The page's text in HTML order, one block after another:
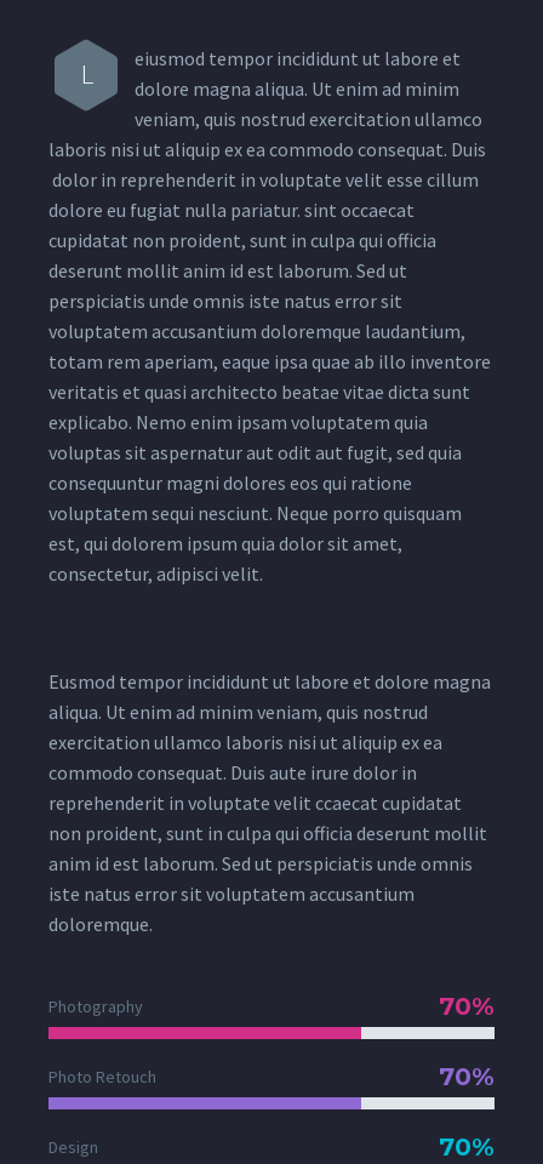
L
eiusmod tempor incididunt ut labore et
dolore magna aliqua. Ut enim ad minim
veniam, quis nostrud exercitation ullamco
laboris nisi ut aliquip ex ea commodo consequat. Duis
dolor in reprehenderit in voluptate velit esse cillum
dolore eu fugiat nulla pariatur. sint occaecat
cupidatat non proident, sunt in culpa qui officia
deserunt mollit anim id est laborum. Sed ut
perspiciatis unde omnis iste natus error sit
voluptatem accusantium doloremque laudantium,
totam rem aperiam, eaque ipsa quae ab illo inventore
veritatis et quasi architecto beatae vitae dicta sunt
explicabo. Nemo enim ipsam voluptatem quia
voluptas sit aspernatur aut odit aut fugit, sed quia
consequuntur magni dolores eos qui ratione
voluptatem sequi nesciunt. Neque porro quisquam
est, qui dolorem ipsum quia dolor sit amet,
consectetur, adipisci velit.
Eusmod tempor incididunt ut labore et dolore magna
aliqua. Ut enim ad minim veniam, quis nostrud
exercitation ullamco laboris nisi ut aliquip ex ea
commodo consequat. Duis aute irure dolor in
reprehenderit in voluptate velit ccaecat cupidatat
non proident, sunt in culpa qui officia deserunt mollit
anim id est laborum. Sed ut perspiciatis unde omnis
iste natus error sit voluptatem accusantium
doloremque.
Photography 70%
Photo Retouch 70%
Design 70%